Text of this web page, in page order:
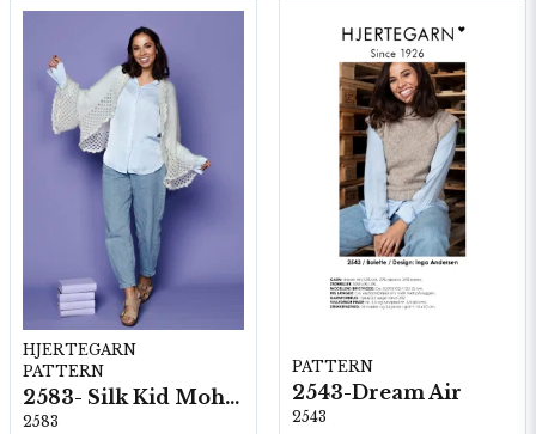
HJERTEGARN
PATTERN
2583- Silk Kid Mohair
2583
PATTERN
2543-Dream Air
2543